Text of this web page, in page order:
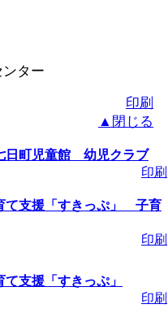
びる塾
間：～
広場「
10～2026/
交流広場
10～
ター
印刷
▲閉じる
日町児童館 幼児クラブ
印刷
て支援「すきっぷ」 子育
印刷
て支援「すきっぷ」
印刷